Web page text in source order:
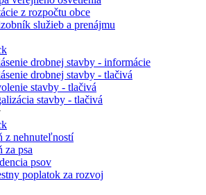
z rozpočtu obce
služieb a prenájmu
drobnej stavby - informácie
drobnej stavby - tlačivá
stavby - tlačivá
stavby - tlačivá
z nehnuteľností
za psa
psov
poplatok za rozvoj